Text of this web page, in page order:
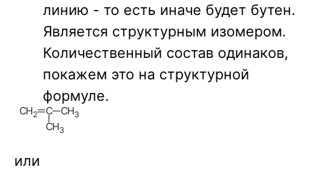
линию - то есть иначе будет бутен.
Является структурным изомером.
Количественный состав одинаков,
покажем это на структурной
формуле.
CH2 C
CH3
CH3
или